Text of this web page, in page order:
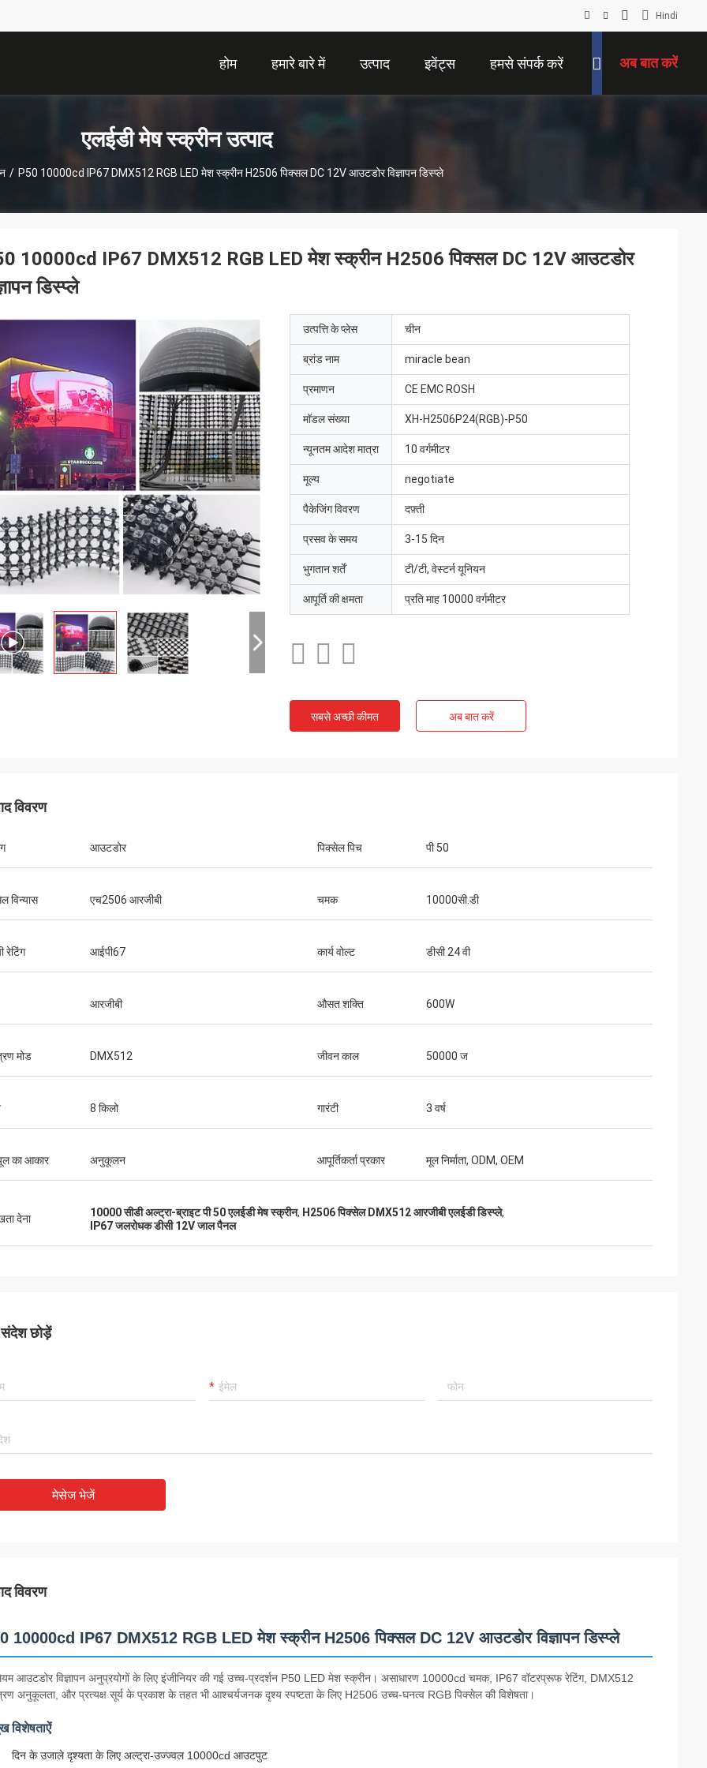
Hindi
होम हमारे बारे में उत्पाद इवेंट्स हमसे संपर्क करें अब बात करें
एलईडी मेष स्क्रीन उत्पाद
/ P50 10000cd IP67 DMX512 RGB LED मेश स्क्रीन H2506 पिक्सल DC 12V आउटडोर विज्ञापन डिस्प्ले
10000cd IP67 DMX512 RGB LED मेश स्क्रीन H2506 पिक्सल DC 12V आउटडोर
डिस्प्ले
उत्पत्ति के प्लेस चीन
ब्रांड नाम miracle bean
प्रमाणन CE EMC ROSH
मॉडल संख्या XH-H2506P24(RGB)-P50
न्यूनतम आदेश मात्रा 10 वर्गमीटर
मूल्य negotiate
पैकेजिंग विवरण दफ़्ती
प्रसव के समय 3-15 दिन
भुगतान शर्तें टी/टी, वेस्टर्न यूनियन
आपूर्ति की क्षमता प्रति माह 10000 वर्गमीटर
सबसे अच्छी कीमत अब बात करें
विवरण
आउटडोर पिक्सेल पिच पी 50
विन्यास एच2506 आरजीबी चमक 10000सी.डी
​​रेटिंग आईपी67 कार्य वोल्ट डीसी 24 वी
आरजीबी औसत शक्ति 600W
मोड DMX512 जीवन काल 50000 ज
8 किलो गारंटी 3 वर्ष
का आकार अनुकूलन आपूर्तिकर्ता प्रकार मूल निर्माता, ODM, OEM
देना 10000 सीडी अल्ट्रा-ब्राइट पी 50 एलईडी मेष स्क्रीन, H2506 पिक्सेल DMX512 आरजीबी एलईडी डिस्प्ले,
IP67 जलरोधक डीसी 12V जाल पैनल
छोड़ें
मेसेज भेजें
विवरण
10000cd IP67 DMX512 RGB LED मेश स्क्रीन H2506 पिक्सल DC 12V आउटडोर विज्ञापन डिस्प्ले
आउटडोर विज्ञापन अनुप्रयोगों के लिए इंजीनियर की गई उच्च-प्रदर्शन P50 LED मेश स्क्रीन। असाधारण 10000cd चमक, IP67 वॉटरप्रूफ रेटिंग, DMX512
अनुकूलता, और प्रत्यक्ष सूर्य के प्रकाश के तहत भी आश्चर्यजनक दृश्य स्पष्टता के लिए H2506 उच्च-घनत्व RGB पिक्सेल की विशेषता।
विशेषताऐं
दिन के उजाले दृश्यता के लिए अल्ट्रा-उज्ज्वल 10000cd आउटपुट